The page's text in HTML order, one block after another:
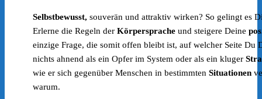
war:
€399.00
ist:
€247.00.
Selbstbewusst, souverän und attraktiv wirken? So gelingt es
Erlerne die Regeln der Körpersprache und steigere Deine
einzige Frage, die somit offen bleibt ist, auf welcher Seite Du
nichts ahnend als ein Opfer im System oder als ein kluger
wie er sich gegenüber Menschen in bestimmten Situationen
warum.